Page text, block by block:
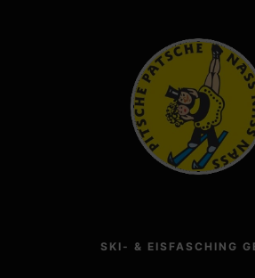
SKI- & EISFASCHING